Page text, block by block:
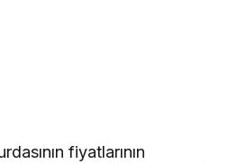
fiyatlarının